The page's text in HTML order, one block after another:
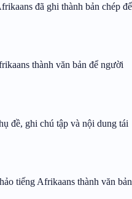
đã ghi thành bản chép để
thành văn bản để người
đề, ghi chú tập và nội dung tái
tiếng Afrikaans thành văn bản